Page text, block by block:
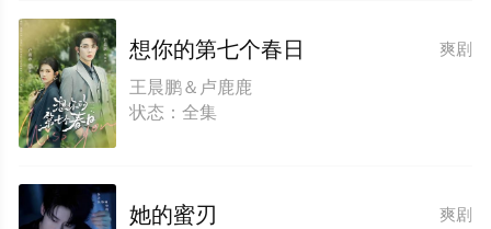
爽剧
想你的第七个春日
王晨鹏＆卢鹿鹿
状态：全集
爽剧
她的蜜刃